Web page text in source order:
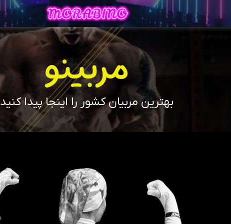
مربینو
بهترین مربیان کشور را اینجا پیدا کنید